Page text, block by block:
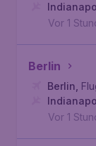
Vor 1
Berlin
Berlin
Vor 1